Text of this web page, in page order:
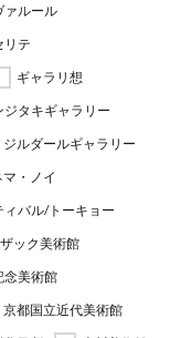
ァルール
リテ
ギャラリ想
ジタキギャラリー
ジルダールギャラリー
・ノイ
ィバル/トーキョー
ック美術館
念美術館
京都国立近代美術館